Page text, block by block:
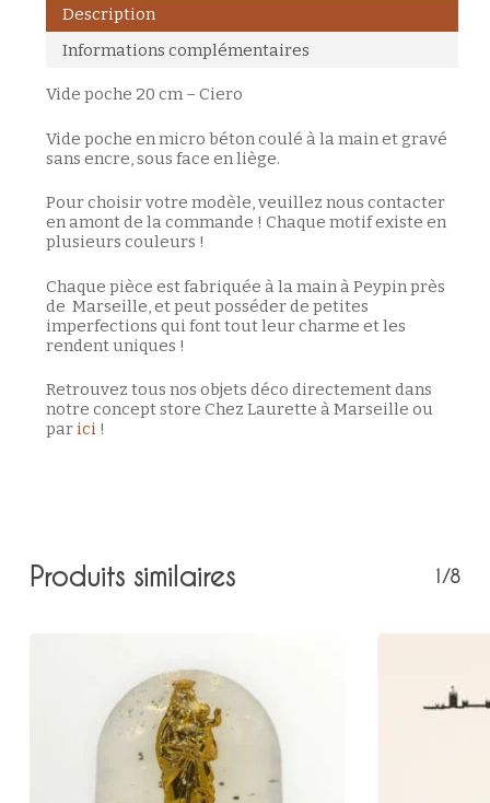
Description
Informations complémentaires
Vide poche 20 cm – Ciero
Vide poche en micro béton coulé à la main et gravé
sans encre, sous face en liège.
Pour choisir votre modèle, veuillez nous contacter
en amont de la commande ! Chaque motif existe en
plusieurs couleurs !
Chaque pièce est fabriquée à la main à Peypin près
de Marseille, et peut posséder de petites
imperfections qui font tout leur charme et les
rendent uniques !
Retrouvez tous nos objets déco directement dans
notre concept store Chez Laurette à Marseille ou
par ici!
Produits similaires 1/8